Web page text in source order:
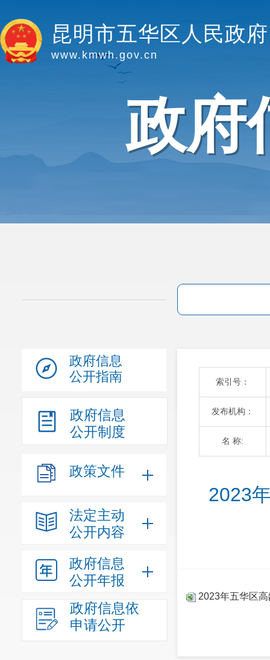
昆明市五华区人民政府
www.kmwh.gov.cn
政府
政府信息
公开指南
政府信息
公开制度
政策文件
法定主动
公开内容
政府信息
公开年报
政府信息依
申请公开
索引号：
发布机构：
名 称:
2023
2023年五华区